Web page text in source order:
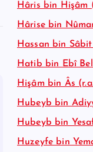
Hâris bin Hişâm
Hârise bin
Hassan bin
Hatib bin Ebî
Hişâm bin Âs
Hubeyb bin
Hubeyb bin
Huzeyfe bin